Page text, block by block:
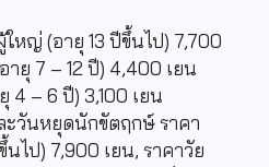
หญ่ (อายุ 13 ปีขึ้นไป) 7,700
ายุ 7 – 12 ปี) 4,400 เยน
4 – 6 ปี) 3,100 เยน
ะวันหยุดนักขัตฤกษ์ ราคา
ไป) 7,900 เยน, ราคาวัย